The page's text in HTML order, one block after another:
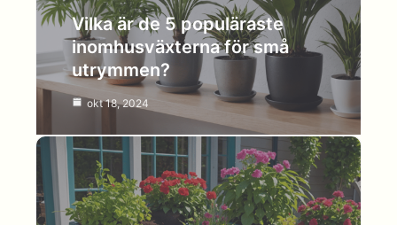
Vilka är de 5 populäraste
inomhusväxterna för små
utrymmen?
okt 18, 2024